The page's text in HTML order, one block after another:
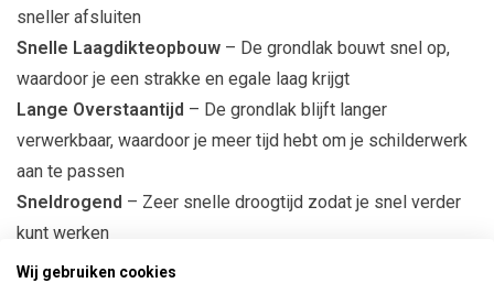
sneller afsluiten
Snelle Laagdikteopbouw – De grondlak bouwt snel op,
waardoor je een strakke en egale laag krijgt
Lange Overstaantijd – De grondlak blijft langer
verwerkbaar, waardoor je meer tijd hebt om je schilderwerk
aan te passen
Sneldrogend – Zeer snelle droogtijd zodat je snel verder
kunt werken
Mooie Vloei – De lak vloeit mooi uit, waardoor je een egaal
Wij gebruiken cookies